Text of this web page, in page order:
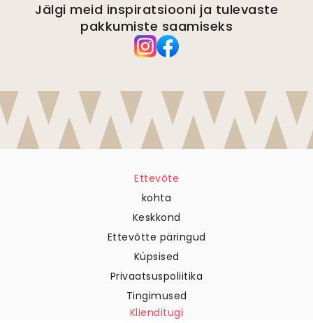
Jälgi meid inspiratsiooni ja tulevaste
pakkumiste saamiseks
Ettevõte
kohta
Keskkond
Ettevõtte päringud
Küpsised
Privaatsuspoliitika
Tingimused
Klienditugi